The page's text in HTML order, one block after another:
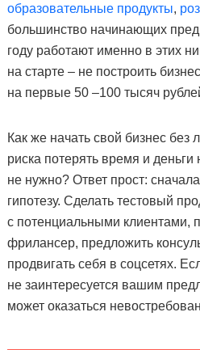
образовательные продукты,
большинство начинающих
году работают именно в этих
на старте – не построить
на первые 50 –100 тысяч
Как же начать свой бизнес без
риска потерять время и деньги
не нужно? Ответ прост:
гипотезу. Сделать тестовый
с потенциальными клиентами,
фрилансер, предложить
продвигать себя в соцсетях.
не заинтересуется вашим
может оказаться